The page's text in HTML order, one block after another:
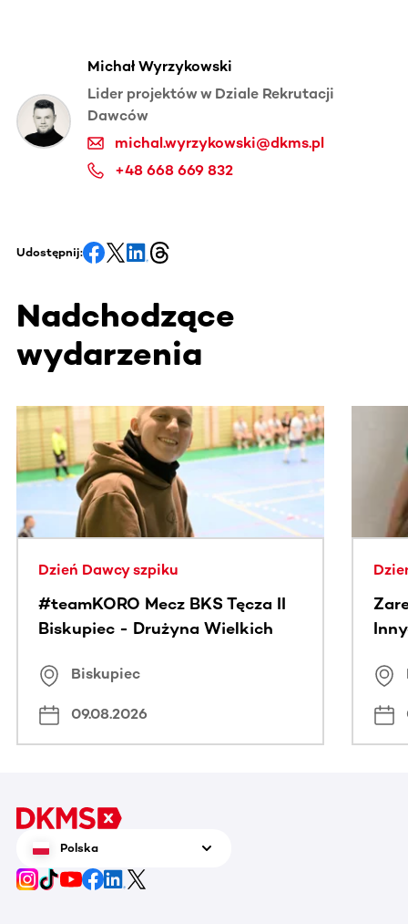
Michał Wyrzykowski
Lider projektów w Dziale Rekrutacji
Dawców
michal.wyrzykowski@dkms.pl
+48 668 669 832
Udostępnij:
Nadchodzące
wydarzenia
Ta sekcja zawiera treści przewijane w poziomie. Użyj
Dzień Dawcy szpiku
#teamKORO Mecz BKS Tęcza II
Biskupiec - Drużyna Wielkich
Biskupiec
09.08.2026
Polska